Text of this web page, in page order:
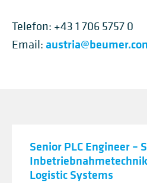
Telefon: +43 1 706 5757 0
Email:
Senior PLC Engineer –
Logistic Systems